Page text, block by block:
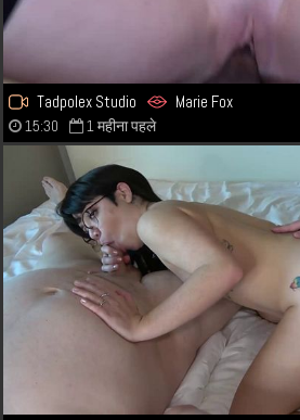
Tadpolex Studio Marie Fox
15:30 1 महीना पहले